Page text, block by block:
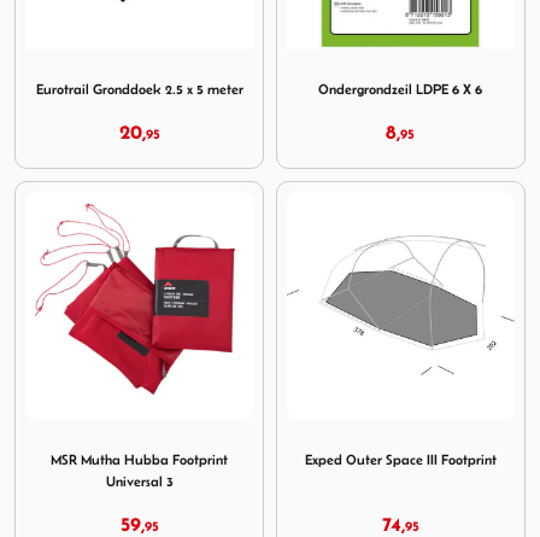
Eurotrail Gronddoek 2.5 x 5 meter
20,95
Ondergrondzeil LDPE 6 X 6
8,95
MSR Mutha Hubba Footprint
Universal 3
59,95
Exped Outer Space III Footprint
74,95